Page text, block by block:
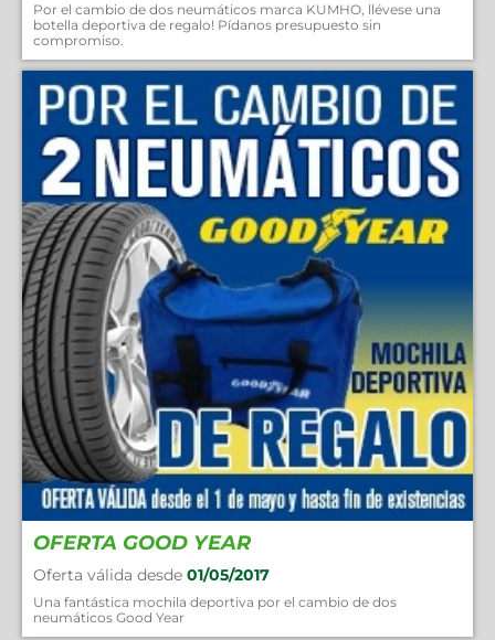
Por el cambio de dos neumáticos marca KUMHO, llévese una
botella deportiva de regalo! Pídanos presupuesto sin
compromiso.
OFERTA GOOD YEAR
Oferta válida desde 01/05/2017
Una fantástica mochila deportiva por el cambio de dos
neumáticos Good Year